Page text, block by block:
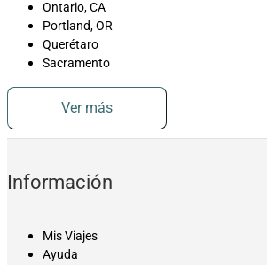
Ontario, CA
Portland, OR
Querétaro
Sacramento
Ver más
Información
Mis Viajes
Ayuda